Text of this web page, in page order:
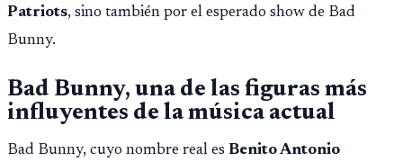
Patriots, sino también por el esperado show de Bad
Bunny.
Bad Bunny, una de las figuras más
influyentes de la música actual
Bad Bunny, cuyo nombre real es Benito Antonio